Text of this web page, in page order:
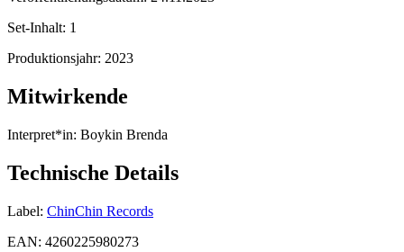
Set-Inhalt: 1
Produktionsjahr: 2023
Mitwirkende
Interpret*in: Boykin Brenda
Technische Details
Label: ChinChin Records
EAN: 4260225980273